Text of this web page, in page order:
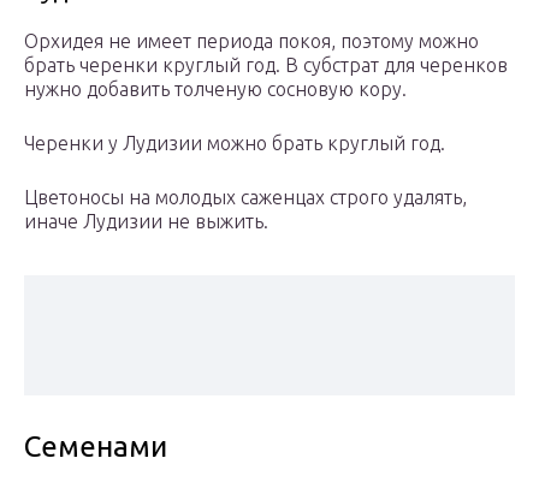
Орхидея не имеет периода покоя, поэтому можно
брать черенки круглый год. В субстрат для черенков
нужно добавить толченую сосновую кору.
Черенки у Лудизии можно брать круглый год.
Цветоносы на молодых саженцах строго удалять,
иначе Лудизии не выжить.
Семенами